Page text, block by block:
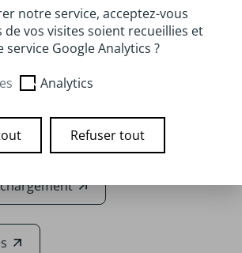
pourquoi on mange? / La pyramide
pour moi, bon pour ma planète /
manger durable?
notre service, acceptez-vous
de vos visites soient recueillies et
service Google Analytics ?
Analytics
Refuser tout